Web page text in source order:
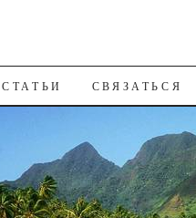
СТАТЬИ СВЯЗАТЬСЯ